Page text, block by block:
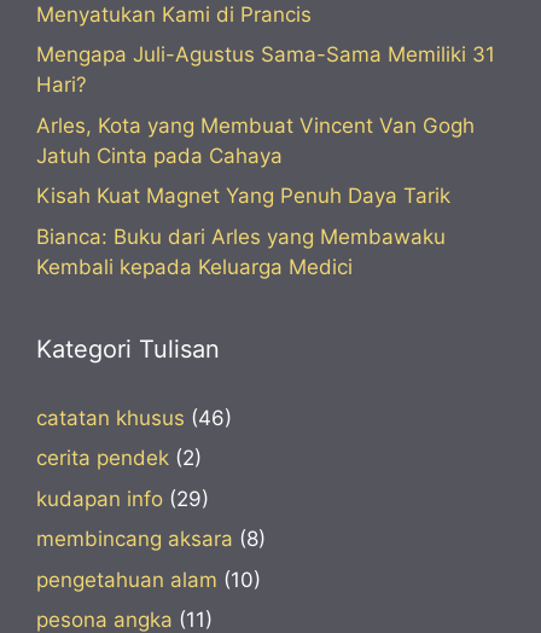
Menyatukan Kami di Prancis
Mengapa Juli-Agustus Sama-Sama Memiliki 31
Hari?
Arles, Kota yang Membuat Vincent Van Gogh
Jatuh Cinta pada Cahaya
Kisah Kuat Magnet Yang Penuh Daya Tarik
Bianca: Buku dari Arles yang Membawaku
Kembali kepada Keluarga Medici
Kategori Tulisan
catatan khusus (46)
cerita pendek (2)
kudapan info (29)
membincang aksara (8)
pengetahuan alam (10)
pesona angka (11)